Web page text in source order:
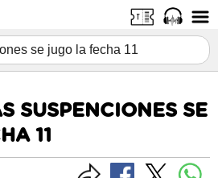
SUSPENCIONES SE
11